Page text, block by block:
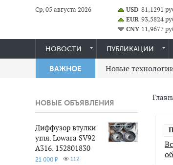
Ср, 05 августа 2026 USD 81,1291
EUR 93,5824
CNY 11,9677
НОВОСТИ ПУБЛИКАЦИИ
ВАЖНОЕ Новые
НОВЫЕ ОБЪЯВЛЕНИЯ
Диффузор втулки
угля. Lowara SV92
A316. 152801830
21 000 ₽ 112